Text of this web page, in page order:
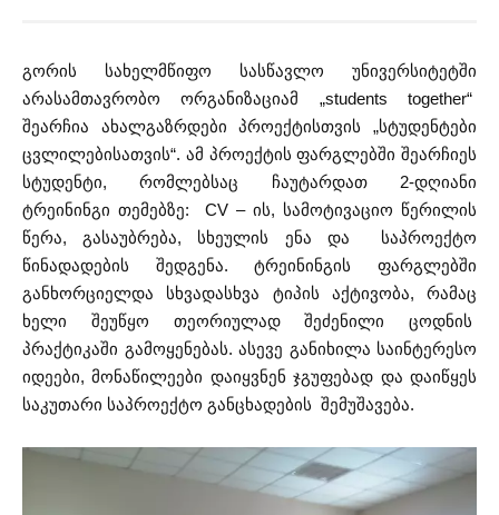
გორის სახელმწიფო სასწავლო უნივერსიტეტში
არასამთავრობო ორგანიზაციამ „students together“
შეარჩია ახალგაზრდები პროექტისთვის „სტუდენტები
ცვლილებისათვის“. ამ პროექტის ფარგლებში შეარჩიეს
სტუდენტი, რომლებსაც ჩაუტარდათ 2-დღიანი
ტრეინინგი თემებზე: CV – ის, სამოტივაციო წერილის
წერა, გასაუბრება, სხეულის ენა და საპროექტო
წინადადების შედგენა. ტრეინინგის ფარგლებში
განხორციელდა სხვადასხვა ტიპის აქტივობა, რამაც
ხელი შეუწყო თეორიულად შეძენილი ცოდნის
პრაქტიკაში გამოყენებას. ასევე განიხილა საინტერესო
იდეები, მონაწილეები დაიყვნენ ჯგუფებად და დაიწყეს
საკუთარი საპროექტო განცხადების შემუშავება.